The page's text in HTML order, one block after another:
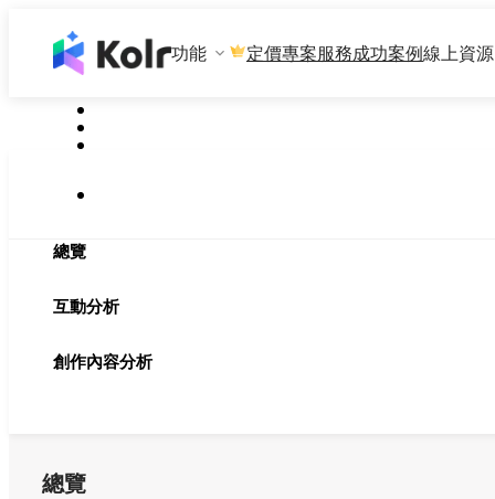
功能 定價專案服務成功案例線上資源
總覽
互動分析
創作內容分析
總覽